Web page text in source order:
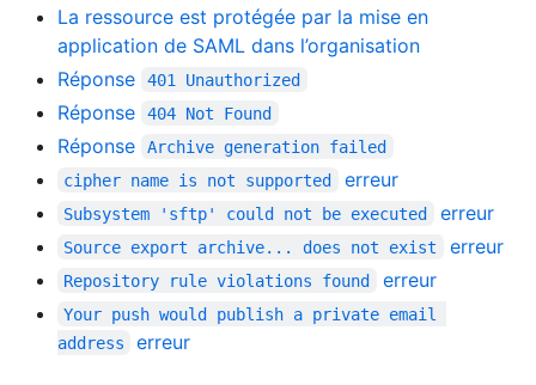
La ressource est protégée par la mise en
application de SAML dans l’organisation
Réponse
401 Unauthorized
Réponse 404 Not Found
Réponse
Archive generation failed
cipher name is not supported
erreur
Subsystem 'sftp' could not be executed erreur
Source export archive... does not exist erreur
Repository rule violations found erreur
Your push would publish a private email
address
erreur